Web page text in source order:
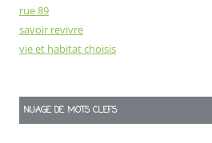
rue 89
savoir revivre
vie et habitat choisis
NUAGE DE MOTS CLEFS